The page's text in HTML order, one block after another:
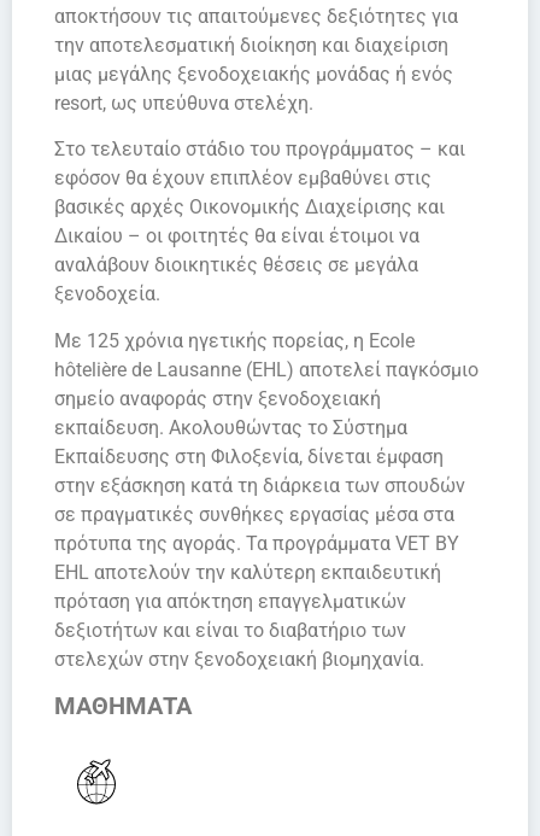
αποκτήσουν τις απαιτούμενες δεξιότητες για
την αποτελεσματική διοίκηση και διαχείριση
μιας μεγάλης ξενοδοχειακής μονάδας ή ενός
resort, ως υπεύθυνα στελέχη.
Στο τελευταίο στάδιο του προγράμματος – και
εφόσον θα έχουν επιπλέον εμβαθύνει στις
βασικές αρχές Οικονομικής Διαχείρισης και
Δικαίου – οι φοιτητές θα είναι έτοιμοι να
αναλάβουν διοικητικές θέσεις σε μεγάλα
ξενοδοχεία.
Με 125 χρόνια ηγετικής πορείας, η Ecole
hôtelière de Lausanne (EHL) αποτελεί παγκόσμιο
σημείο αναφοράς στην ξενοδοχειακή
εκπαίδευση. Ακολουθώντας το Σύστημα
Εκπαίδευσης στη Φιλοξενία, δίνεται έμφαση
στην εξάσκηση κατά τη διάρκεια των σπουδών
σε πραγματικές συνθήκες εργασίας μέσα στα
πρότυπα της αγοράς. Τα προγράμματα VET BY
EHL αποτελούν την καλύτερη εκπαιδευτική
πρόταση για απόκτηση επαγγελματικών
δεξιοτήτων και είναι το διαβατήριο των
στελεχών στην ξενοδοχειακή βιομηχανία.
ΜΑΘΗΜΑΤΑ